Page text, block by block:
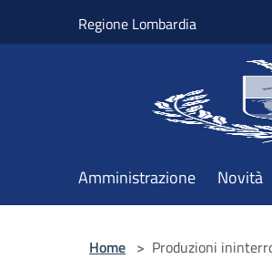
Regione Lombardia
Amministrazione Novità
Home > Produzioni